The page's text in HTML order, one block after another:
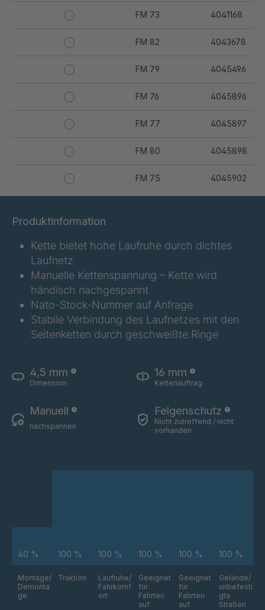
FM 73 4041168
FM 82 4043678
FM 79 4045496
FM 76 4045896
FM 77 4045897
FM 80 4045898
FM 75 4045902
4115828
Produktinformation
Kette bietet hohe Laufruhe durch dichtes
Laufnetz
Manuelle Kettenspannung – Kette wird
händisch nachgespannt
Nato-Stock-Nummer auf Anfrage
Stabile Verbindung des Laufnetzes mit den
Seitenketten durch geschweißte Ringe
4,5 mm
Dimension
16 mm
Kettenauftrag
Manuell
nachspannen
Felgenschutz
Nicht zutreffend / nicht
vorhanden
40 %
Montage/
Demonta
ge
100 %
Traktion
100 %
Laufruhe/
Fahrkomf
ort
100 %
Geeignet
für
Fahrten
auf
100 %
Geeignet
für
Fahrten
auf
100 %
Gelände/
unbefesti
gte
Straßen